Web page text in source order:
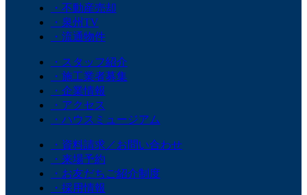
・不動産売却
・泉州TV
・流通物件
・スタッフ紹介
・施工業者募集
・企業情報
・アクセス
・ハウスミュージアム
・資料請求／お問い合わせ
・来場予約
・お友だちご紹介制度
・採用情報